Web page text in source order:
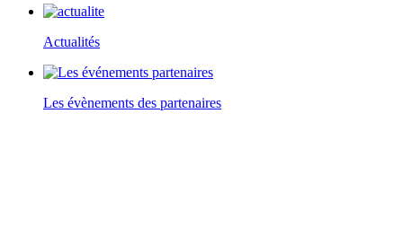
Actualités
Les évènements des partenaires